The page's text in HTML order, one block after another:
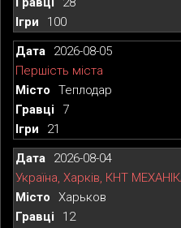
100
2026-08-05
Першість міста
Теплодар
7
21
2026-08-04
Україна, Харків, КНТ
Харьков
12